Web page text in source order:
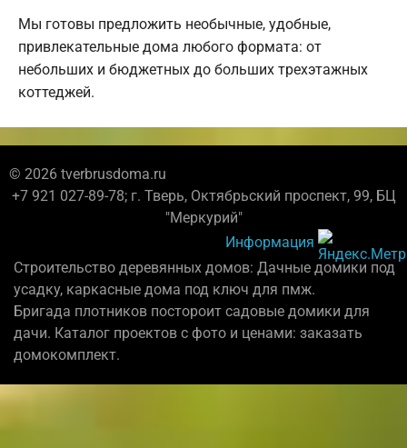
Мы готовы предложить необычные, удобные,
привлекательные дома любого формата: от
небольших и бюджетных до больших трехэтажных
коттеджей.
© 2026 tverbrusdoma.ru
+7 921 027-89-78; г. Тверь, Октябрьский проспект, 99, БЦ
"Меркурий"
Информация
Строительство деревянных домов: Дачные домики под
усадку, каркасные дома под ключ для пмж.
Бригада плотников постороит садовые домики для
дачи. Каталог проектов с фото и ценами: заказать
домокомплект.